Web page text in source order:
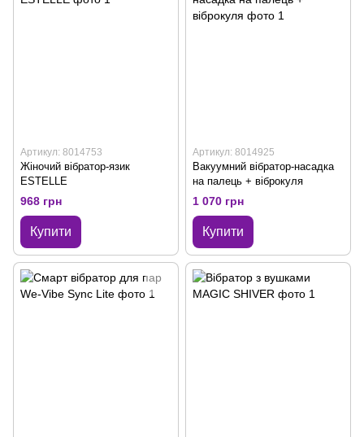
Артикул: 8014753
Жіночий вібратор-язик
ESTELLE
968 грн
Купити
Артикул: 8014925
Вакуумний вібратор-насадка
на палець + віброкуля
1 070 грн
Купити